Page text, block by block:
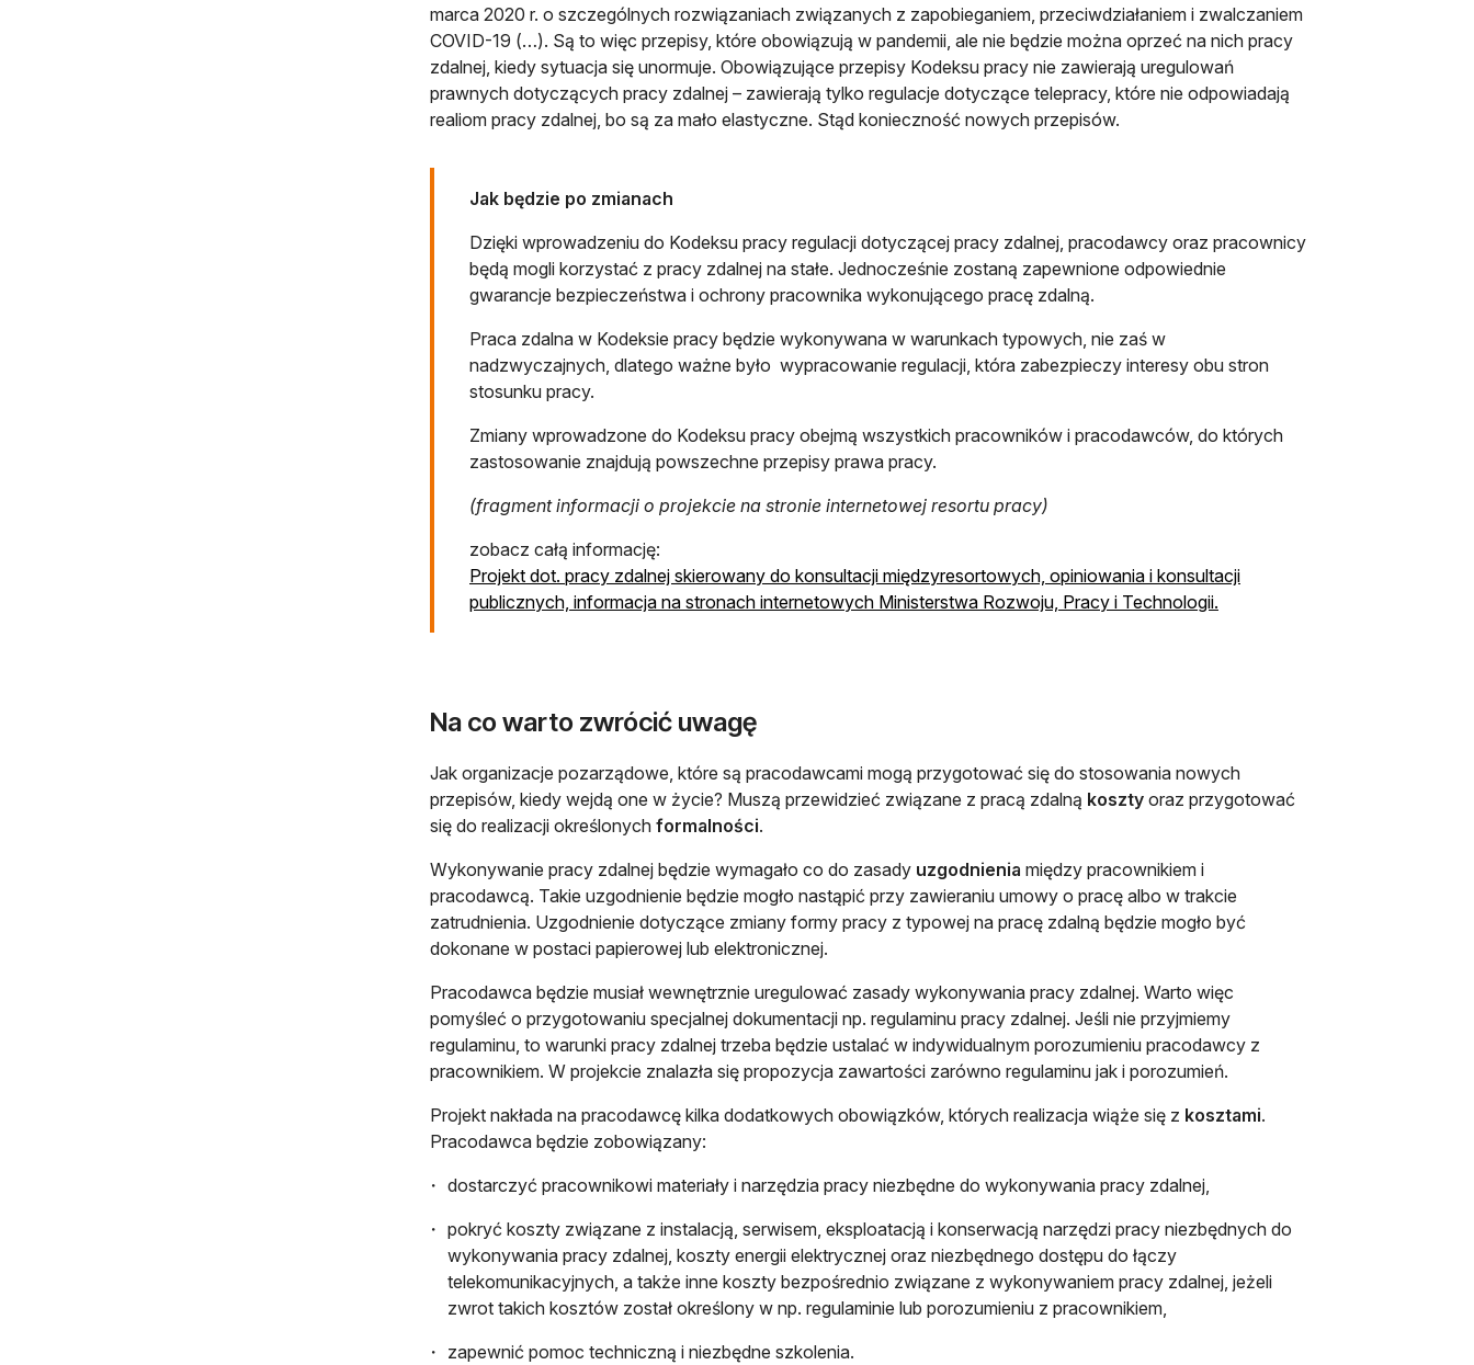
marca 2020 r. o szczególnych rozwiązaniach związanych z zapobieganiem, przeciwdziałaniem i zwalczaniem
COVID-19 (…). Są to więc przepisy, które obowiązują w pandemii, ale nie będzie można oprzeć na nich pracy
zdalnej, kiedy sytuacja się unormuje. Obowiązujące przepisy Kodeksu pracy nie zawierają uregulowań
prawnych dotyczących pracy zdalnej – zawierają tylko regulacje dotyczące telepracy, które nie odpowiadają
realiom pracy zdalnej, bo są za mało elastyczne. Stąd konieczność nowych przepisów.
Jak będzie po zmianach
Dzięki wprowadzeniu do Kodeksu pracy regulacji dotyczącej pracy zdalnej, pracodawcy oraz pracownicy
będą mogli korzystać z pracy zdalnej na stałe. Jednocześnie zostaną zapewnione odpowiednie
gwarancje bezpieczeństwa i ochrony pracownika wykonującego pracę zdalną.
Praca zdalna w Kodeksie pracy będzie wykonywana w warunkach typowych, nie zaś w
nadzwyczajnych, dlatego ważne było wypracowanie regulacji, która zabezpieczy interesy obu stron
stosunku pracy.
Zmiany wprowadzone do Kodeksu pracy obejmą wszystkich pracowników i pracodawców, do których
zastosowanie znajdują powszechne przepisy prawa pracy.
(fragment informacji o projekcie na stronie internetowej resortu pracy)
zobacz całą informację:
Projekt dot. pracy zdalnej skierowany do konsultacji międzyresortowych, opiniowania i konsultacji
publicznych, informacja na stronach internetowych Ministerstwa Rozwoju, Pracy i Technologii.
Na co warto zwrócić uwagę
Jak organizacje pozarządowe, które są pracodawcami mogą przygotować się do stosowania nowych
przepisów, kiedy wejdą one w życie? Muszą przewidzieć związane z pracą zdalną koszty oraz przygotować
się do realizacji określonych formalności.
Wykonywanie pracy zdalnej będzie wymagało co do zasady uzgodnienia między pracownikiem i
pracodawcą. Takie uzgodnienie będzie mogło nastąpić przy zawieraniu umowy o pracę albo w trakcie
zatrudnienia. Uzgodnienie dotyczące zmiany formy pracy z typowej na pracę zdalną będzie mogło być
dokonane w postaci papierowej lub elektronicznej.
Pracodawca będzie musiał wewnętrznie uregulować zasady wykonywania pracy zdalnej. Warto więc
pomyśleć o przygotowaniu specjalnej dokumentacji np. regulaminu pracy zdalnej. Jeśli nie przyjmiemy
regulaminu, to warunki pracy zdalnej trzeba będzie ustalać w indywidualnym porozumieniu pracodawcy z
pracownikiem. W projekcie znalazła się propozycja zawartości zarówno regulaminu jak i porozumień.
Projekt nakłada na pracodawcę kilka dodatkowych obowiązków, których realizacja wiąże się z kosztami.
Pracodawca będzie zobowiązany:
dostarczyć pracownikowi materiały i narzędzia pracy niezbędne do wykonywania pracy zdalnej,
pokryć koszty związane z instalacją, serwisem, eksploatacją i konserwacją narzędzi pracy niezbędnych do
wykonywania pracy zdalnej, koszty energii elektrycznej oraz niezbędnego dostępu do łączy
telekomunikacyjnych, a także inne koszty bezpośrednio związane z wykonywaniem pracy zdalnej, jeżeli
zwrot takich kosztów został określony w np. regulaminie lub porozumieniu z pracownikiem,
zapewnić pomoc techniczną i niezbędne szkolenia.